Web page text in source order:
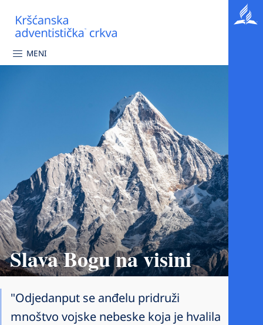
MENI
Slava Bogu na visini
"Odjedanput se anđelu pridruži
mnoštvo vojske nebeske koja je hvalila